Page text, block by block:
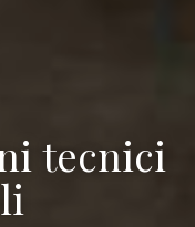
tecnici